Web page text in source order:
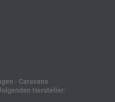
- Caravans
Hersteller: